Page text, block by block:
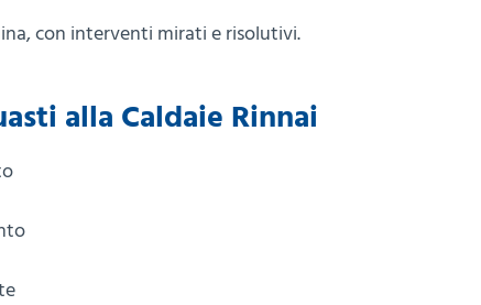
con interventi mirati e risolutivi.
alla Caldaie Rinnai